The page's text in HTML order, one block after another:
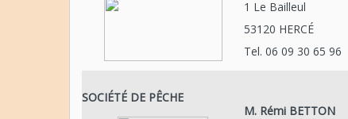
1 Le Bailleul
53120 HERCÉ
Tel. 06 09 30 65 96
SOCIÉTÉ DE PÊCHE
M. Rémi BETTON